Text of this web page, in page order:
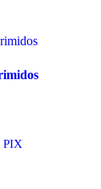
PIX